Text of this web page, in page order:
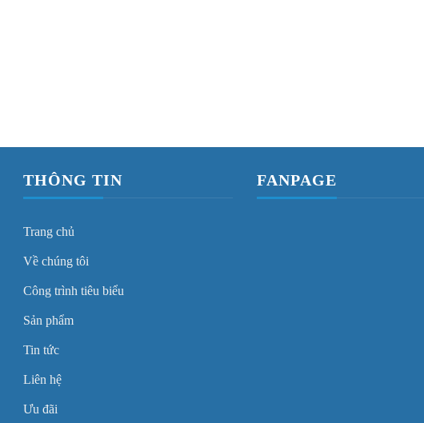
THÔNG TIN
Trang chủ
Về chúng tôi
Công trình tiêu biểu
Sản phẩm
Tin tức
Liên hệ
Ưu đãi
FANPAGE